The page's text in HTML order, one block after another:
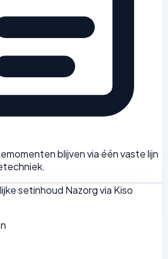
blijven via één vaste lijn
setinhoud Nazorg via Kiso